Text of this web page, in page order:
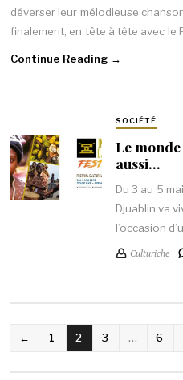
déverser leur mélodieuse
finalement, en tête à tête avec le
Continue Reading →
SOCIÉTÉ
Le
aussi…
Du 3 au 5
Djuablin va
l’occasion
Culturiche
← 1 2 3 … 6